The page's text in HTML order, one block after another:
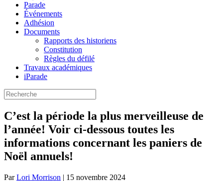
Parade
Événements
Adhésion
Documents
Rapports des historiens
Constitution
Règles du défilé
Travaux académiques
iParade
C’est la période la plus merveilleuse de
l’année! Voir ci-dessous toutes les
informations concernant les paniers de
Noël annuels!
ParLori Morrison | 15 novembre 2024